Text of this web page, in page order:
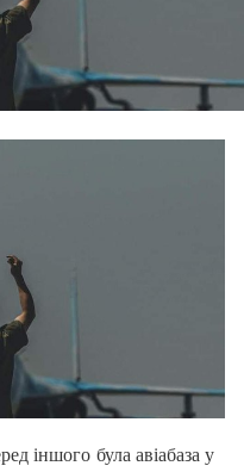
іншого була авіабаза у